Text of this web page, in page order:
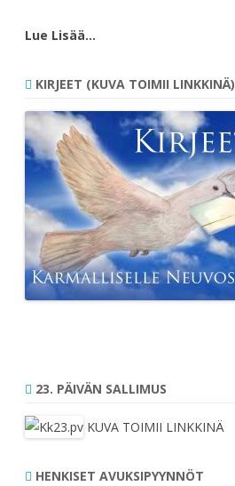
Lue Lisää…
KIRJEET (KUVA TOIMII LINKKINÄ)
23. PÄIVÄN SALLIMUS
KUVA TOIMII LINKKINÄ
HENKISET AVUKSIPYYNNÖT